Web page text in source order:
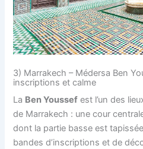
3) Marrakech – Médersa Ben
inscriptions et calme
La Ben Youssef est l’un des
de Marrakech : une cour
dont la partie basse est
bandes d’inscriptions et de